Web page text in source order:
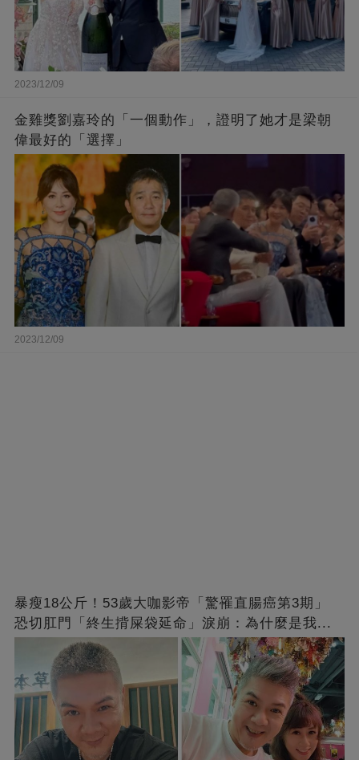
2023/12/09
金雞獎劉嘉玲的「一個動作」，證明了她才是梁朝
偉最好的「選擇」
2023/12/09
暴瘦18公斤！53歲大咖影帝「驚罹直腸癌第3期」
恐切肛門「終生揹屎袋延命」淚崩：為什麼是我...